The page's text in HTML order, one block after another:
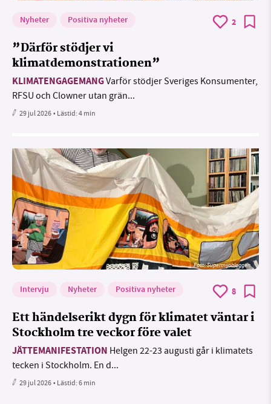
Nyheter Positiva nyheter 2
”Därför stödjer vi
klimatdemonstrationen”
KLIMATENGAGEMANGVarför stödjer Sveriges Konsumenter,
RFSU och Clowner utan grän...
29 jul 2026• Lästid:4 min
Foto: Supermijöbloggen
Intervju Nyheter Positiva nyheter 8
Ett händelserikt dygn för klimatet väntar i
Stockholm tre veckor före valet
JÄTTEMANIFESTATION Helgen 22-23 augusti går i klimatets
tecken i Stockholm. En d...
29 jul 2026• Lästid:6 min